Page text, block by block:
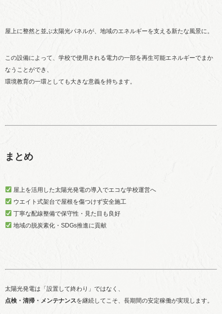
屋上に整然と並ぶ太陽光パネルが、地域のエネルギーを支える新たな風景に。
この設備によって、学校で使用される電力の一部を再生可能エネルギーでまか
なうことができ、
環境教育の一環としても大きな意義を持ちます。
まとめ
屋上を活用した太陽光発電の導入でエコな学校運営へ
ウエイト式架台で屋根を傷つけず安全施工
丁寧な配線整備で保守性・見た目も良好
地域の脱炭素化・SDGs推進に貢献
太陽光発電は「設置して終わり」ではなく、
点検・清掃・メンテナンスを継続してこそ、長期間の安定稼働が実現します。